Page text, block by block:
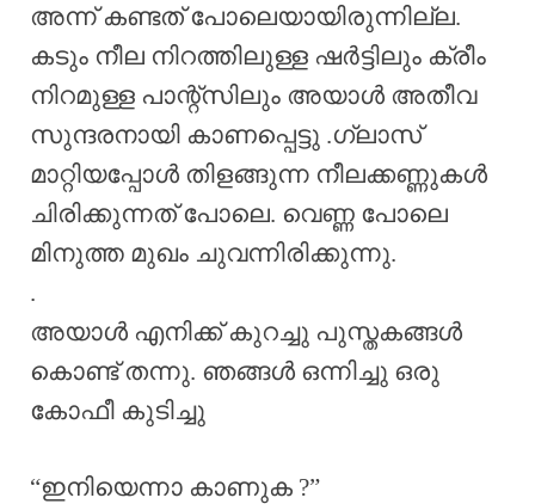
അന്ന് കണ്ടത് പോലെയായിരുന്നില്ല.
കടും നീല നിറത്തിലുള്ള ഷർട്ടിലും ക്രീം
നിറമുള്ള പാന്റ്സിലും അയാൾ അതീവ
സുന്ദരനായി കാണപ്പെട്ടു .ഗ്ലാസ്
മാറ്റിയപ്പോൾ തിളങ്ങുന്ന നീലക്കണ്ണുകൾ
ചിരിക്കുന്നത് പോലെ. വെണ്ണ പോലെ
മിനുത്ത മുഖം ചുവന്നിരിക്കുന്നു.
.
അയാൾ എനിക്ക് കുറച്ചു പുസ്തകങ്ങൾ
കൊണ്ട് തന്നു. ഞങ്ങൾ ഒന്നിച്ചു ഒരു
കോഫീ കുടിച്ചു
“ഇനിയെന്നാ കാണുക ?”